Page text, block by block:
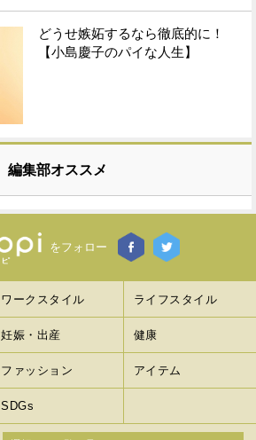
どうせ嫉妬するなら徹底的に！
【小島慶子のパイな人生】
編集部オススメ
をフォロー
ワークスタイル ライフスタイル
妊娠・出産 健康
ファッション アイテム
SDGs